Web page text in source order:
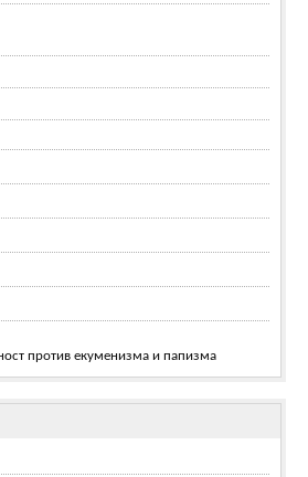
против екуменизма и папизма